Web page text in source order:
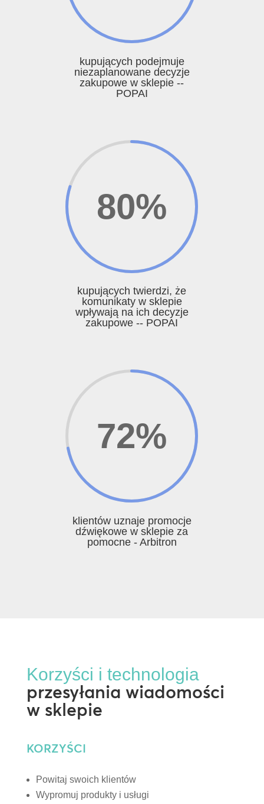
kupujących podejmuje
niezaplanowane decyzje
zakupowe w sklepie --
POPAI
80%
kupujących twierdzi, że
komunikaty w sklepie
wpływają na ich decyzje
zakupowe -- POPAI
72%
klientów uznaje promocje
dźwiękowe w sklepie za
pomocne - Arbitron
Korzyści i technologia
przesyłania wiadomości
w sklepie
KORZYŚCI
Powitaj swoich klientów
Wypromuj produkty i usługi